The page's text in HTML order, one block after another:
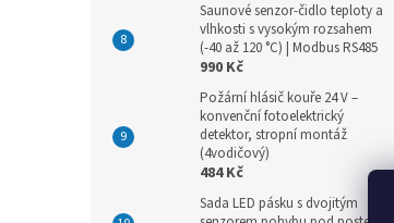
Saunové senzor-čidlo teploty a
vlhkosti s vysokým rozsahem
(-40 až 120 °C) | Modbus RS485
990 Kč
Požární hlásič kouře 24 V –
konvenční fotoelektrický
detektor, stropní montáž
(4vodičový)
484 Kč
Sada LED pásku s dvojitým